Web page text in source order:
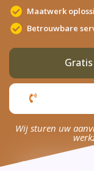
Maatwerk
Betrouwbare
Wij sturen uw